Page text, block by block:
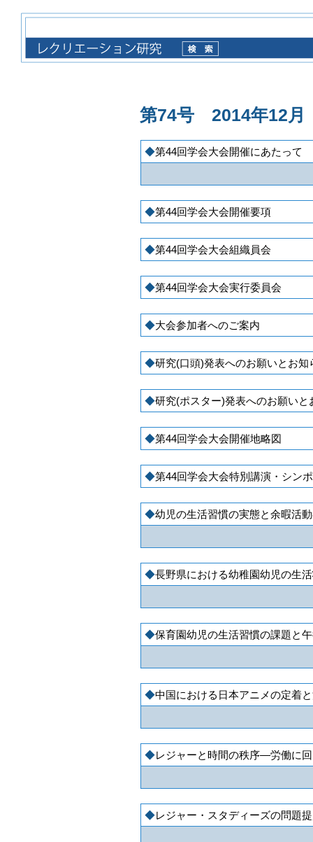
第74号 2014年12月
第44回学会大会開催にあたって
第44回学会大会開催要項
第44回学会大会組織員会
第44回学会大会実行委員会
大会参加者へのご案内
研究(口頭)発表へのお願いとお知
研究(ポスター)発表へのお願いと
第44回学会大会開催地略図
第44回学会大会特別講演・シン
幼児の生活習慣の実態と余暇活
長野県における幼稚園幼児の生
保育園幼児の生活習慣の課題と
中国における日本アニメの定着
レジャーと時間の秩序―労働に
レジャー・スタディーズの問題